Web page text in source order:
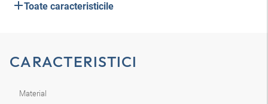
Toate caracteristicile
CARACTERISTICI
Material